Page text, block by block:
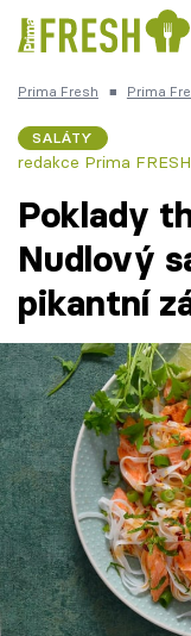
Česká kuchyně
Témata
Recepty
Články
TV Program
Škola vaření
Recepty z TV
Prima Fresh ■ Prima
SALÁTY
redakce Prima FRESH
Poklady
Nudlový
pikantní